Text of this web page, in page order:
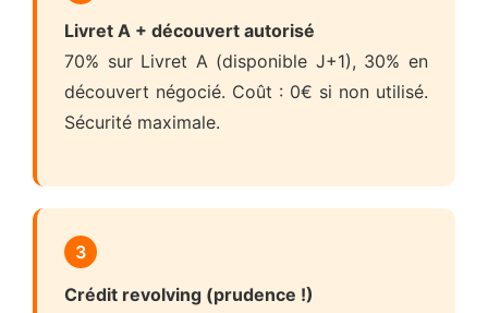
Livret A + découvert autorisé
70% sur Livret A (disponible J+1), 30% en
découvert négocié. Coût : 0€ si non utilisé.
Sécurité maximale.
3
Crédit revolving (prudence !)